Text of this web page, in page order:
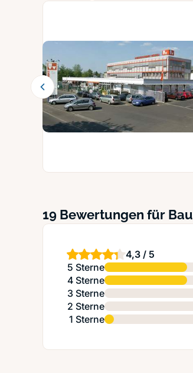
19 Bewertungen für
4,3 / 5
5 Sterne
4 Sterne
3 Sterne
2 Sterne
1 Sterne